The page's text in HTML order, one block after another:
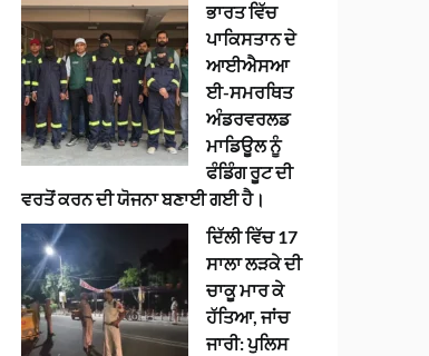
ਭਾਰਤ ਵਿੱਚ
ਪਾਕਿਸਤਾਨ ਦੇ
ਆਈਐਸਆ
ਈ-ਸਮਰਥਿਤ
ਅੰਡਰਵਰਲਡ
ਮਾਡਿਊਲ ਨੂੰ
ਫੰਡਿੰਗ ਰੂਟ ਦੀ
ਵਰਤੋਂ ਕਰਨ ਦੀ ਯੋਜਨਾ ਬਣਾਈ ਗਈ ਹੈ।
ਦਿੱਲੀ ਵਿੱਚ 17
ਸਾਲਾ ਲੜਕੇ ਦੀ
ਚਾਕੂ ਮਾਰ ਕੇ
ਹੱਤਿਆ, ਜਾਂਚ
ਜਾਰੀ: ਪੁਲਿਸ